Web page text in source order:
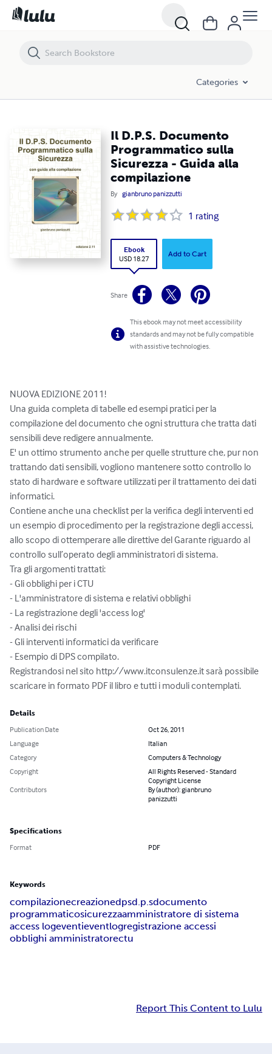
Categories
Il D.P.S. Documento
Programmatico sulla
Sicurezza - Guida alla
compilazione
By gianbruno panizzutti
1 rating
Ebook
USD 18.27
Add to Cart
Share
This ebook may not meet accessibility
standards and may not be fully compatible
with assistive technologies.
NUOVA EDIZIONE 2011!
Una guida completa di tabelle ed esempi pratici per la
compilazione del documento che ogni struttura che tratta dati
sensibili deve redigere annualmente.
E' un ottimo strumento anche per quelle strutture che, pur non
trattando dati sensibili, vogliono mantenere sotto controllo lo
stato di hardware e software utilizzati per il trattamento dei dati
informatici.
Contiene anche una checklist per la verifica degli interventi ed
un esempio di procedimento per la registrazione degli accessi,
allo scopo di ottemperare alle direttive del Garante riguardo al
controllo sull’operato degli amministratori di sistema.
Tra gli argomenti trattati:
- Gli obblighi per i CTU
- L'amministratore di sistema e relativi obblighi
- La registrazione degli 'access log'
- Analisi dei rischi
- Gli interventi informatici da verificare
- Esempio di DPS compilato.
Registrandosi nel sito http://www.itconsulenze.it sarà possibile
scaricare in formato PDF il libro e tutti i moduli contemplati.
Details
Publication Date
Oct 26, 2011
Language
Italian
Category
Computers & Technology
Copyright
All Rights Reserved - Standard
Copyright License
Contributors
By (author): gianbruno
panizzutti
Specifications
Format PDF
Keywords
compilazionecreazionedpsd.p.sdocumento
programmaticosicurezzaamministratore di sistema
access logeventieventlogregistrazione accessi
obblighi amministratorectu
Report This Content to Lulu
Il D.P.S. Documento Programmatico sulla Sicurezza - Guida alla